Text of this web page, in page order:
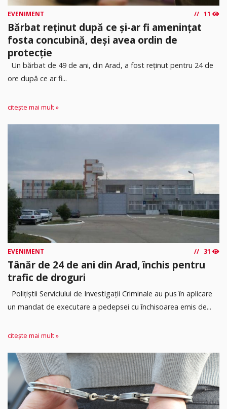
EVENIMENT 11
Bărbat reținut după ce și-ar fi amenințat
fosta concubină, deși avea ordin de
protecție
Un bărbat de 49 de ani, din Arad, a fost reținut pentru 24 de
ore după ce ar fi...
citește mai mult »
EVENIMENT 31
Tânăr de 24 de ani din Arad, închis pentru
trafic de droguri
Polițiștii Serviciului de Investigații Criminale au pus în aplicare
un mandat de executare a pedepsei cu închisoarea emis de...
citește mai mult »